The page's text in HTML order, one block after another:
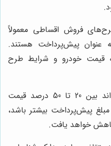
فروش اقساطی معمولاً
عنوان پیش‌پرداخت هستند.
قیمت خودرو و شرایط طرح
درصد پیش‌پرداخت می‌تواند بین 20 تا 50 درصد قیمت
پیش‌پرداخت بیشتر باشد،
خواهد یافت.